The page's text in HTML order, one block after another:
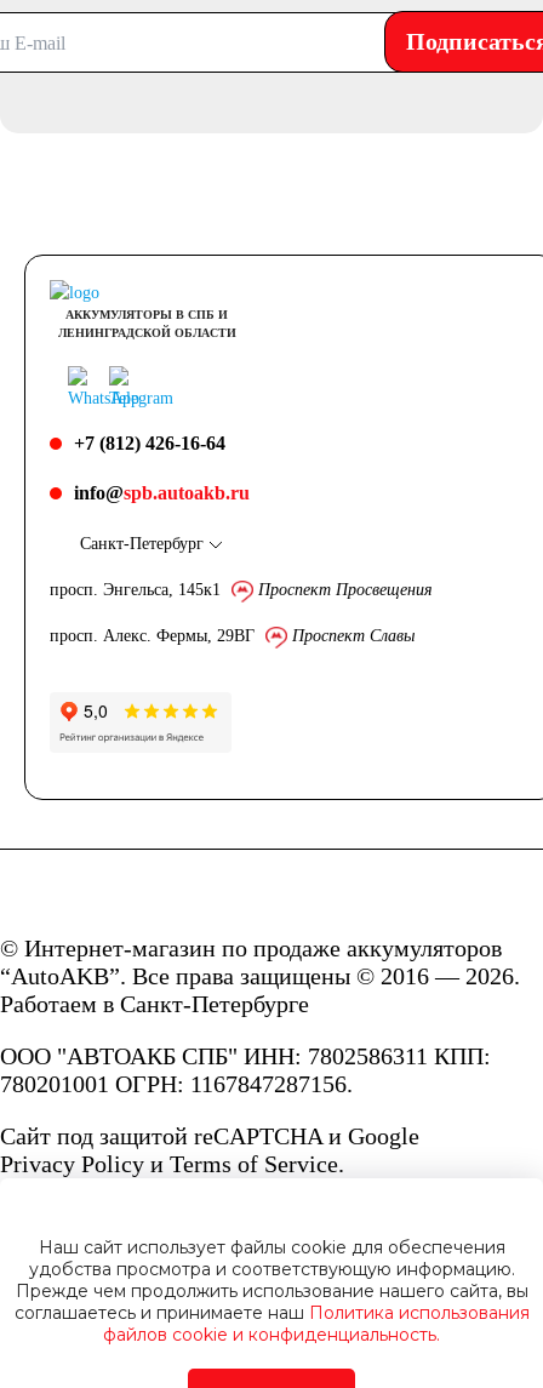
АККУМУЛЯТОРЫ В СПБ И
ЛЕНИНГРАДСКОЙ ОБЛАСТИ
+7 (812) 426-16-64
info@spb.autoakb.ru
Санкт-Петербург
просп. Энгельса, 145к1 Проспект Просвещения
просп. Алекс. Фермы, 29ВГ Проспект Славы
© Интернет-магазин по продаже аккумуляторов
“AutoAKB”. Все права защищены © 2016 — 2026.
Работаем в Санкт-Петербурге
ООО "АВТОАКБ СПБ" ИНН: 7802586311 КПП:
780201001 ОГРН: 1167847287156.
Сайт под защитой reCAPTCHA и Google
Privacy Policy и Terms of Service.
Политика конфиденциальности
Наш сайт использует файлы cookie для обеспечения
удобства просмотра и соответствующую информацию.
Прежде чем продолжить использование нашего сайта, вы
соглашаетесь и принимаете наш Политика использования
файлов cookie и конфиденциальность.